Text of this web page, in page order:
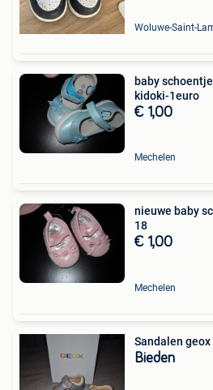
Woluwe-Saint-
baby
kidoki-1euro
€ 1,00
Mechelen
nieuwe baby
18
€ 1,00
Mechelen
Sandalen
Bieden